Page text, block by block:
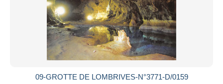
09-GROTTE DE LOMBRIVES-N°3771-D/0159